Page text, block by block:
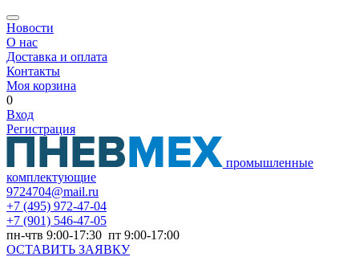
Новости
О нас
Доставка и оплата
Контакты
Моя корзина
0
Вход
Регистрация
промышленные
комплектующие
9724704@mail.ru
+7 (495) 972-47-04
+7 (901) 546-47-05
пн-чтв 9:00-17:30 пт 9:00-17:00
ОСТАВИТЬ ЗАЯВКУ